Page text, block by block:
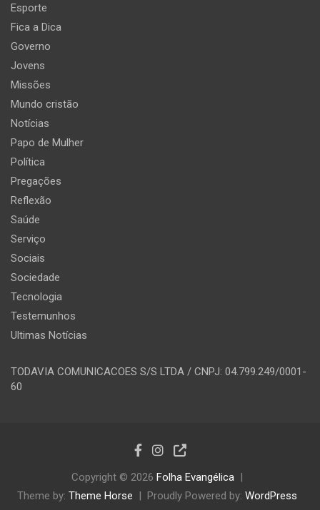
Esporte
Fica a Dica
Governo
Jovens
Missões
Mundo cristão
Notícias
Papo de Mulher
Política
Pregações
Reflexão
Saúde
Serviço
Sociais
Sociedade
Tecnologia
Testemunhos
Ultimas Notícias
TODAVIA COMUNICACOES S/S LTDA / CNPJ: 04.799.249/0001-
60
Copyright © 2026 Folha Evangélica
Theme by: Theme Horse Proudly Powered by: WordPress